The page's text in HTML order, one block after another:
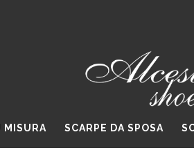
MISURA SCARPE DA SPOSA